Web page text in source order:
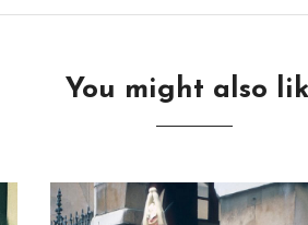
You might also